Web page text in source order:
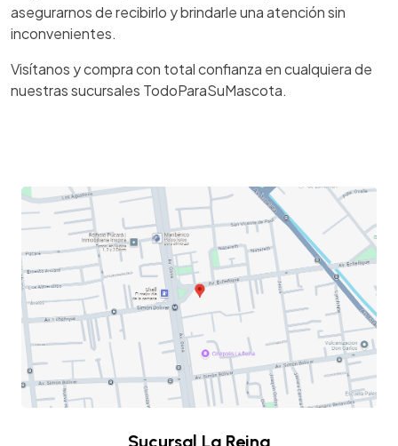
asegurarnos de recibirlo y brindarle una atención sin
inconvenientes.
Visítanos y compra con total confianza en cualquiera de
nuestras sucursales TodoParaSuMascota.
Sucursal La Reina